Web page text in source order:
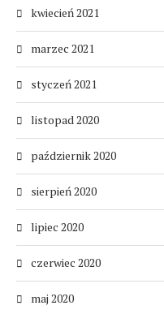
kwiecień 2021
marzec 2021
styczeń 2021
listopad 2020
październik 2020
sierpień 2020
lipiec 2020
czerwiec 2020
maj 2020